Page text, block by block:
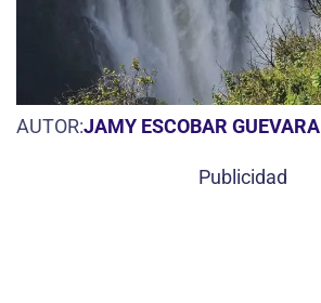
AUTOR:JAMY ESCOBAR GUEVARA
Publicidad